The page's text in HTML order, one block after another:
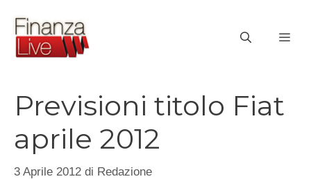
contenuto
Previsioni titolo Fiat
aprile 2012
3 Aprile 2012 di Redazione